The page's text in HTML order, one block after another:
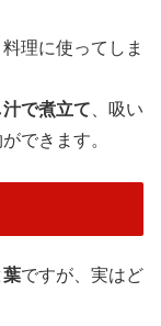
理に使ってしま
で煮立て 、吸い
できます。
葉ですが、実はど